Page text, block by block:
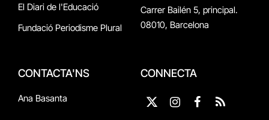
El Diari de l'Educació
Fundació Periodisme Plural
Carrer Bailén 5, principal.
08010, Barcelona
CONTACTA'NS
Ana Basanta
CONNECTA
X
InstagramFacebook
RSS